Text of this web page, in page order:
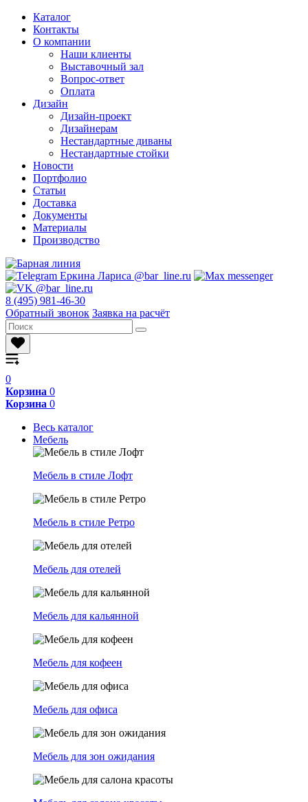
Каталог
Контакты
О компании
Наши клиенты
Выставочный зал
Вопрос-ответ
Оплата
Дизайн
Дизайн-проект
Дизайнерам
Нестандартные диваны
Нестандартные стойки
Новости
Портфолио
Статьи
Доставка
Документы
Материалы
Производство
8 (495) 981-46-30
Обратный звонок Заявка на расчёт
0
Корзина 0
Корзина 0
Весь каталог
Мебель
Мебель в стиле Лофт
Мебель в стиле Ретро
Мебель для отелей
Мебель для кальянной
Мебель для кофеен
Мебель для офиса
Мебель для зон ожидания